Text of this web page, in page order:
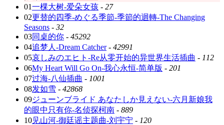
01一棵大树-爱朵女孩 - 27
02更替的四季-めぐる季節-季節的迴轉-The Changing
Seasons - 32
03同桌的你 - 45292
04追梦人-Dream Catcher- 42991
05哀しみのエヒト-Re从零开始的异世界生活插曲 - 112
06My Heart Will Go On-我心永恒-简单版 - 201
07过海-八仙插曲 - 1001
08发如雪 - 42868
09ジューンブライド あなたしか見えない-六月新娘我
的眼中只有你-名侦探柯南 - 889
10见山河-御廷谣主题曲-刘宇宁 - 120